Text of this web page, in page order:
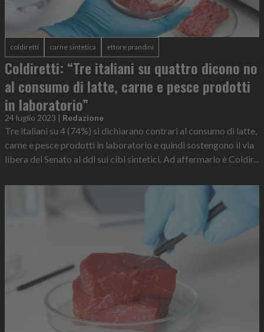
coldiretti carne sintetica ettore prandini
Coldiretti: “Tre italiani su quattro dicono no
al consumo di latte, carne e pesce prodotti
in laboratorio”
24 luglio 2023 | Redazione
Tre italiani su 4 (74%) si dichiarano contrari al consumo di latte,
carne e pesce prodotti in laboratorio e quindi sostengono il via
libera del Senato al ddl sui cibi sintetici. Ad affermarlo è Coldir...